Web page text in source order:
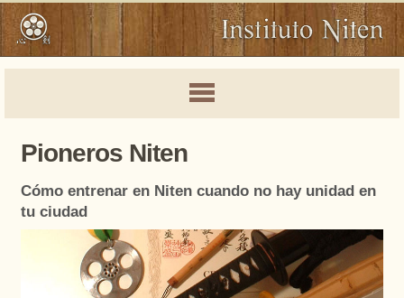
Pioneros Niten
Cómo entrenar en Niten cuando no hay unidad en
tu ciudad